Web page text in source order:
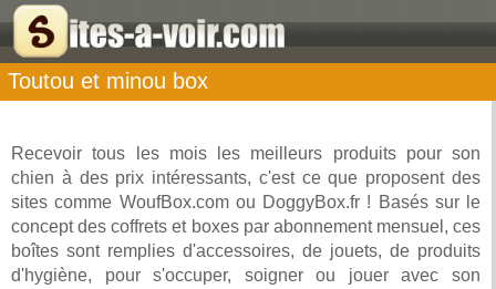
Toutou et minou box
Recevoir tous les mois les meilleurs produits pour son
chien à des prix intéressants, c'est ce que proposent des
sites comme WoufBox.com ou DoggyBox.fr ! Basés sur le
concept des coffrets et boxes par abonnement mensuel, ces
boîtes sont remplies d'accessoires, de jouets, de produits
d'hygiène, pour s'occuper, soigner ou jouer avec son